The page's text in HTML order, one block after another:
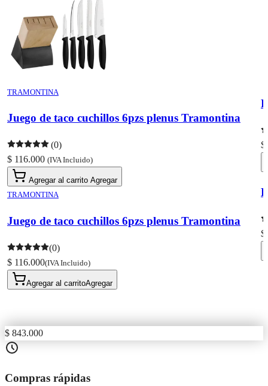
TRAMONTINA
Juego de taco cuchillos 6pzs plenus Tramontina
(0)
$ 116.000 (IVA Incluido)
Agregar al carrito Agregar
TRAMONTINA
Juego de taco cuchillos 6pzs plenus Tramontina
(0)
$ 116.000(IVA Incluido)
Agregar al carritoAgregar
$
$
$ 843.000
Compras rápidas